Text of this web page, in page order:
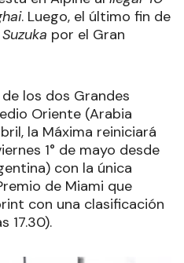
. Luego, el último fin de
por el Gran
los dos Grandes
Oriente (Arabia
la Máxima reiniciará
1° de mayo desde
con la única
de Miami que
con una clasificación
17.30).